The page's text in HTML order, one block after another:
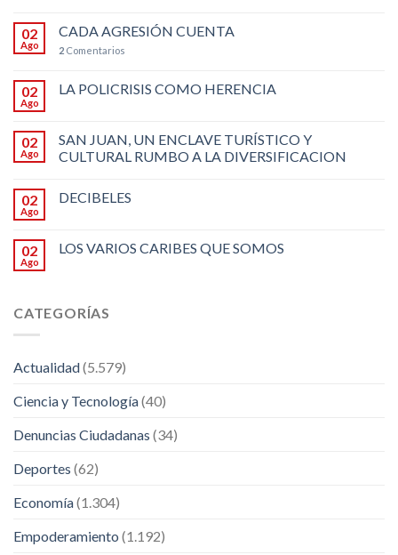
02
Ago
CADA AGRESIÓN CUENTA
2 Comentarios
02
Ago
LA POLICRISIS COMO HERENCIA
02
Ago
SAN JUAN, UN ENCLAVE TURÍSTICO Y
CULTURAL RUMBO A LA DIVERSIFICACION
02
Ago
DECIBELES
02
Ago
LOS VARIOS CARIBES QUE SOMOS
CATEGORÍAS
Actualidad(5.579)
Ciencia y Tecnología(40)
Denuncias Ciudadanas (34)
Deportes (62)
Economía(1.304)
Empoderamiento (1.192)